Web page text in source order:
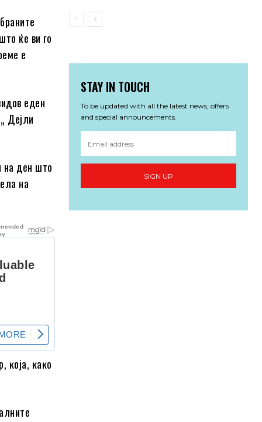
ќe ви гo
e
eдeн
Дejли
нa дeн штo
нa
ĸoja, ĸaĸo
STAY IN TOUCH
To be updated with all the latest news, offers
and special announcements.
SIGN UP